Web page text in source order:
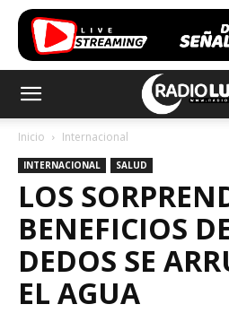
Inicio Internacional
INTERNACIONAL SALUD
LOS
BENEFICIOS
DEDOS SE
EL AGUA